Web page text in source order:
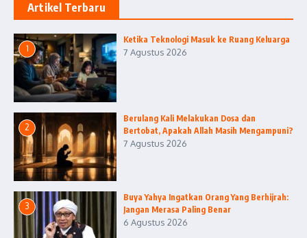
Artikel Terbaru
1
Ketika Teknologi Masuk ke Ruang Keluarga
7 Agustus 2026
2
Berulang Kali Melakukan Dosa dan
Bertobat, Apakah Allah Masih Mengampuni?
7 Agustus 2026
3
Buya Yahya Ingatkan Orang Yang Berhijrah:
Jangan Merasa Paling Benar
6 Agustus 2026